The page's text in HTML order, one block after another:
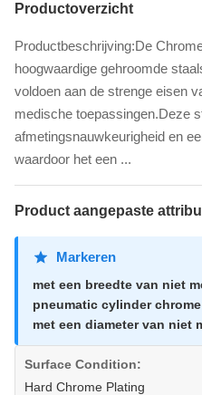
Productoverzicht
Productbeschrijving:De
hoogwaardige gehroomde
voldoen aan de strenge eisen
medische toepassingen.Deze
afmetingsnauwkeurigheid en
waardoor het een ...
Product aangepaste
Markeren
met een breedte van niet
pneumatic cylinder
met een diameter van niet
Surface Condition:
Hard Chrome Plating